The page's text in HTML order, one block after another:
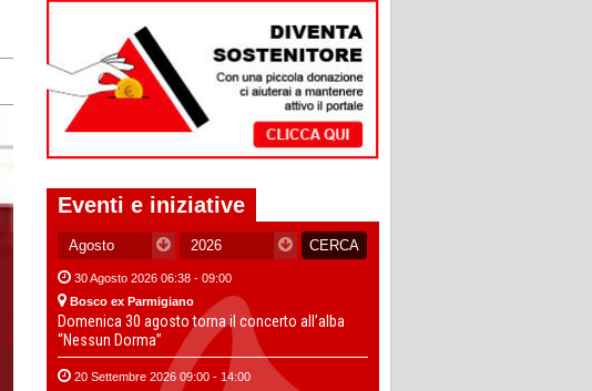
Eventi e iniziative
30 Agosto 2026 06:38 - 09:00
Bosco ex Parmigiano
Domenica 30 agosto torna il concerto all’alba
“Nessun Dorma”
20 Settembre 2026 09:00 - 14:00